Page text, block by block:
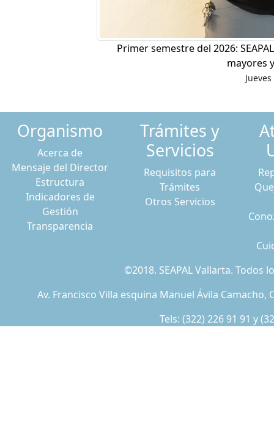
Primer semestre del 2026:
mayores
Organismo
Acerca de
Mensaje del Director
Estructura
Indicadores de
Gestión
Transparencia
Trámites y
Servicios
Requisitos para
Trámites
Otros Servicios
©2018. SEAPAL Vallarta. Todos
Av. Francisco Villa esquina Manuel Ávila Camacho,
Tels: (322) 226 91 91 y